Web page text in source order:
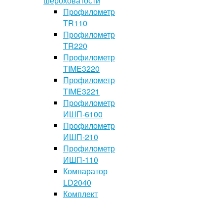
Профилометр
TR110
Профилометр
TR220
Профилометр
TIME3220
Профилометр
TIME3221
Профилометр
ИШП-6100
Профилометр
ИШП-210
Профилометр
ИШП-110
Компаратор
LD2040
Комплект